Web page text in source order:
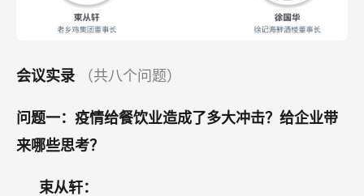
会议实录 （共八个问题）
问题一：疫情给餐饮业造成了多大冲击？给企业带
来哪些思考？
束从轩：